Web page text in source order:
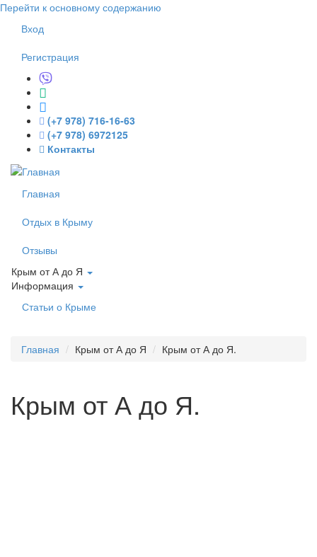
Перейти к основному содержанию
Вход
Регистрация
(+7 978) 716-16-63
(+7 978) 6972125
Контакты
Главная
Отдых в Крыму
Отзывы
Крым от А до Я
Информация
Статьи о Крыме
Главная Крым от А до Я Крым от А до Я.
Крым от А до Я.